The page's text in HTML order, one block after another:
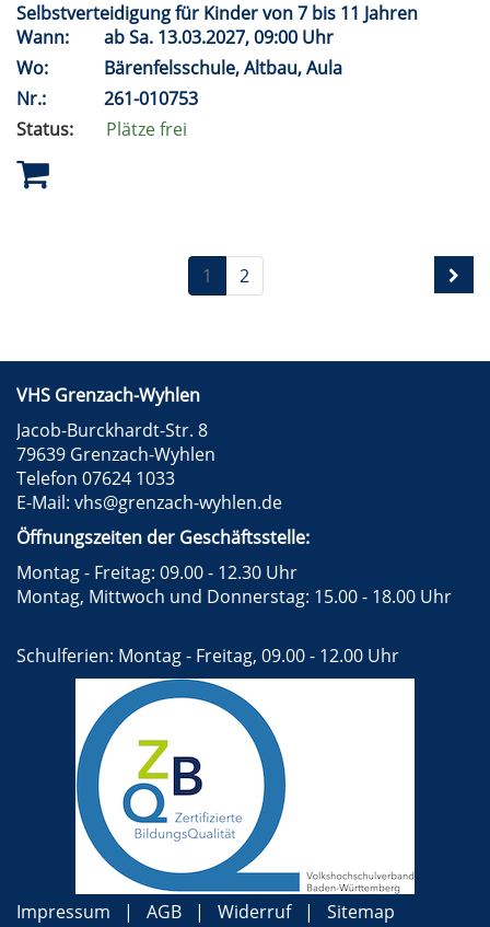
Selbstverteidigung für Kinder von 7 bis 11 Jahren
Wann:
abSa. 13.03.2027, 09:00 Uhr
Wo:
Bärenfelsschule, Altbau, Aula
Nr.:
261-010753
Status:
Plätze frei
1 2
VHS Grenzach-Wyhlen
Jacob-Burckhardt-Str. 8
79639 Grenzach-Wyhlen
Telefon 07624 1033
E-Mail: vhs@grenzach-wyhlen.de
Öffnungszeiten der Geschäftsstelle:
Montag - Freitag: 09.00 - 12.30 Uhr
Montag, Mittwoch und Donnerstag: 15.00 - 18.00 Uhr
Schulferien: Montag - Freitag, 09.00 - 12.00 Uhr
Impressum AGB Widerruf Sitemap